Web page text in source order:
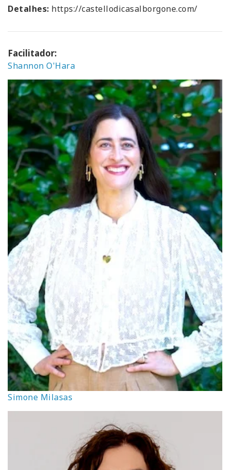
Detalhes: https://castellodicasalborgone.com/
Facilitador:
Shannon O'Hara
Simone Milasas